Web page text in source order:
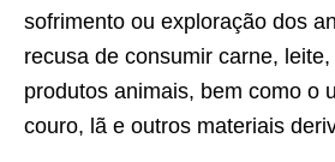
sofrimento ou exploração dos
recusa de consumir carne,
produtos animais, bem como o
couro, lã e outros materiais